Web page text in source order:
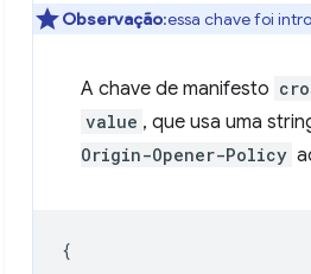
Observação:essa chave foi
A chave de manifesto
value , que usa uma
Origin-Opener-Policy
{